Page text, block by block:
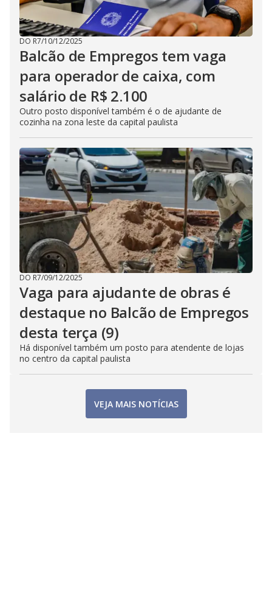
DO R7/10/12/2025
Balcão de Empregos tem vaga
para operador de caixa, com
salário de R$ 2.100
Outro posto disponível também é o de ajudante de
cozinha na zona leste da capital paulista
DO R7/09/12/2025
Vaga para ajudante de obras é
destaque no Balcão de Empregos
desta terça (9)
Há disponível também um posto para atendente de lojas
no centro da capital paulista
VEJA MAIS NOTÍCIAS